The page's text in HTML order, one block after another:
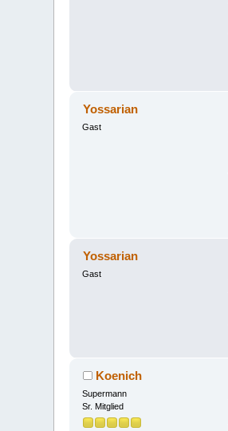
Yossarian
Gast
Yossarian
Gast
Koenich
Supermann
Sr. Mitglied